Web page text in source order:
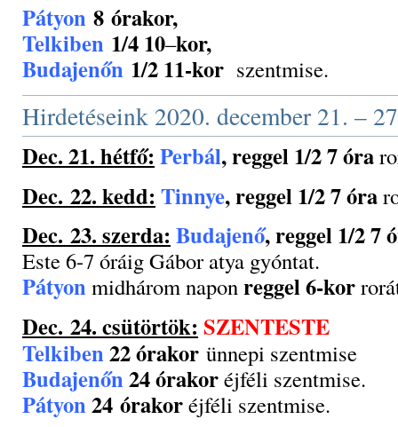
Pátyon 8 órakor,
Telkiben 1/4 10–kor,
Budajenőn 1/2 11-kor szentmise.
Hirdetéseink 2020. december 21. –
Dec. 21. hétfő: Perbál, reggel 1/2 7 óra
Dec. 22. kedd: Tinnye, reggel 1/2 7 óra
Dec. 23. szerda: Budajenő, reggel 1/2 7
Este 6-7 óráig Gábor atya gyóntat.
Pátyonmidhárom naponreggel 6-kor
Dec. 24. csütörtök: SZENTESTE
Telkiben22 órakor ünnepi szentmise
Budajenőn24 órakoréjféli szentmise.
Pátyon24 órakoréjféli szentmise.